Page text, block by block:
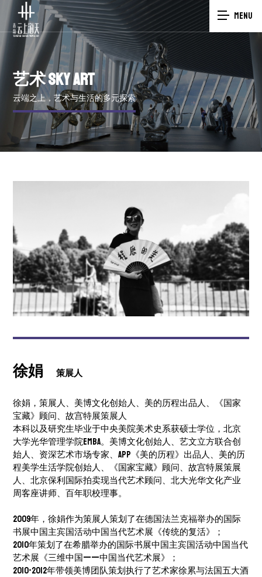
MENU
艺术SKY ART
云端之上，艺术与生活的多元探索
徐娟 策展人
徐娟，策展人、美博文化创始人、美的历程出品人、《国家
宝藏》顾问、故宫特展策展人
本科以及研究生毕业于中央美院美术史系获硕士学位，北京
大学光华管理学院EMBA。美博文化创始人、艺文立方联合创
始人、资深艺术市场专家、App《美的历程》出品人、美的历
程美学生活学院创始人、《国家宝藏》顾问、故宫特展策展
人、北京保利国际拍卖现当代艺术顾问、北大光华文化产业
周客座讲师、百年职校理事。
2009年，徐娟作为策展人策划了在德国法兰克福举办的国际
书展中国主宾国活动中国当代艺术展《传统的复活》；
2010年策划了在希腊举办的国际书展中国主宾国活动中国当代
艺术展《三维中国——中国当代艺术展》；
2010-2012年带领美博团队策划执行了艺术家徐累与法国五大酒